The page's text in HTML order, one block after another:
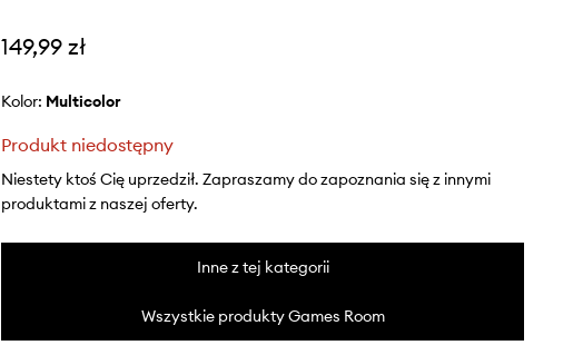
149,99 zł
Kolor: multicolor
Produkt niedostępny
Niestety ktoś Cię uprzedził. Zapraszamy do zapoznania się z innymi
produktami z naszej oferty.
Inne z tej kategorii
Wszystkie produkty Games Room